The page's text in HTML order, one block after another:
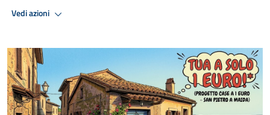
Vedi azioni